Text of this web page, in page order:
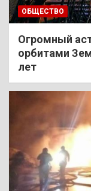
ОБЩЕСТВО
Огромный
орбитами
лет